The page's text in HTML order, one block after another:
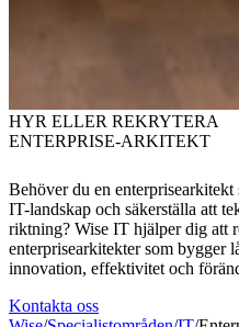
HYR ELLER REKRYTERA
ENTERPRISE-ARKITEKT
Behöver du en
IT-landskap och säkerställa att
riktning? Wise IT hjälper dig att
enterprisearkitekter som bygger
innovation, effektivitet och
Kontakta oss